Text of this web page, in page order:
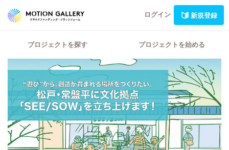
ログイン 新規登録
プロジェクトを探す プロジェクトを始める